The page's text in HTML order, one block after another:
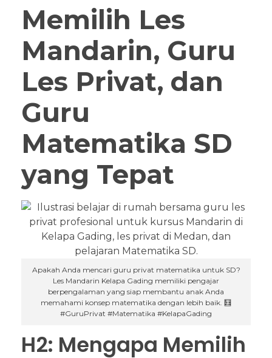
Memilih Les
Mandarin, Guru
Les Privat, dan
Guru
Matematika SD
yang Tepat
Apakah Anda mencari guru privat matematika untuk SD?
Les Mandarin Kelapa Gading memiliki pengajar
berpengalaman yang siap membantu anak Anda
memahami konsep matematika dengan lebih baik. 🧮
#GuruPrivat #Matematika #KelapaGading
H2: Mengapa Memilih